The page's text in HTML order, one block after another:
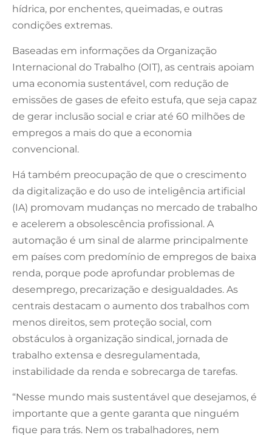
hídrica, por enchentes, queimadas, e outras
condições extremas.
Baseadas em informações da Organização
Internacional do Trabalho (OIT), as centrais apoiam
uma economia sustentável, com redução de
emissões de gases de efeito estufa, que seja capaz
de gerar inclusão social e criar até 60 milhões de
empregos a mais do que a economia
convencional.
Há também preocupação de que o crescimento
da digitalização e do uso de inteligência artificial
(IA) promovam mudanças no mercado de trabalho
e acelerem a obsolescência profissional. A
automação é um sinal de alarme principalmente
em países com predomínio de empregos de baixa
renda, porque pode aprofundar problemas de
desemprego, precarização e desigualdades. As
centrais destacam o aumento dos trabalhos com
menos direitos, sem proteção social, com
obstáculos à organização sindical, jornada de
trabalho extensa e desregulamentada,
instabilidade da renda e sobrecarga de tarefas.
“Nesse mundo mais sustentável que desejamos, é
importante que a gente garanta que ninguém
fique para trás. Nem os trabalhadores, nem